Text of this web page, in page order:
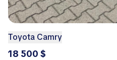
Toyota Camry
18 500 $